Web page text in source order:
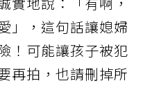
」，這句話讓媳婦
！可能讓孩子被犯
再拍，也請刪掉所